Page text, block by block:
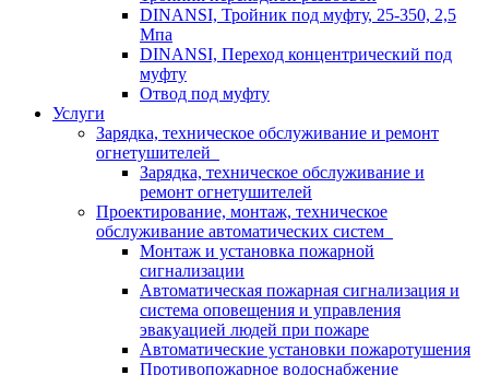
DINANSI, Тройник под муфту, 25-350, 2,5
Мпа
DINANSI, Переход концентрический под
муфту
Отвод под муфту
Услуги
Зарядка, техническое обслуживание и ремонт
огнетушителей
Зарядка, техническое обслуживание и
ремонт огнетушителей
Проектирование, монтаж, техническое
обслуживание автоматических систем
Монтаж и установка пожарной
сигнализации
Автоматическая пожарная сигнализация и
система оповещения и управления
эвакуацией людей при пожаре
Автоматические установки пожаротушения
Противопожарное водоснабжение